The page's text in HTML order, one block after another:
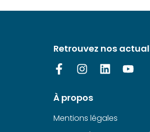
Retrouvez nos
À propos
Mentions légales